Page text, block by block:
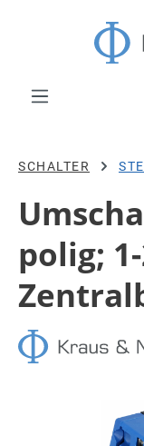
Zum Hauptinhalt
SCHALTER
polig;
Bildergalerie